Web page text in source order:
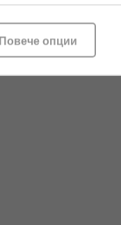
Повече опции